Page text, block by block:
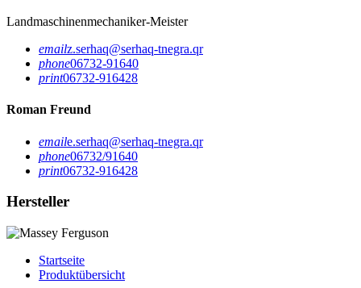
Landmaschinenmechaniker-Meister
emailz.serhaq@serhaq-tnegra.qr
phone06732-91640
print06732-916428
Roman Freund
emaile.serhaq@serhaq-tnegra.qr
phone06732/91640
print06732-916428
Hersteller
Startseite
Produktübersicht